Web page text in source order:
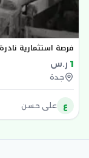
فرصة استثمارية نادرة
1 ر.س
جدة
ع علي حسن